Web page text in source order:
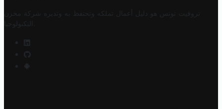
تروفيت تونس هو دليل أعمال تملكه وتحتفظ به وتديره
شركة مخزن
التكنولوجيا